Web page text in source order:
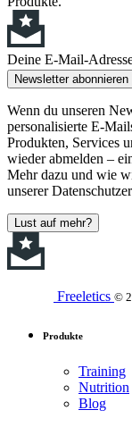
Deine E-Mail-
Newsletter abonnieren
Wenn du unseren
personalisierte E-
Produkten, Services
wieder abmelden –
Mehr dazu und wie
unserer
Lust auf mehr?
Freeletics ©
Produkte
Training
Nutrition
Blog